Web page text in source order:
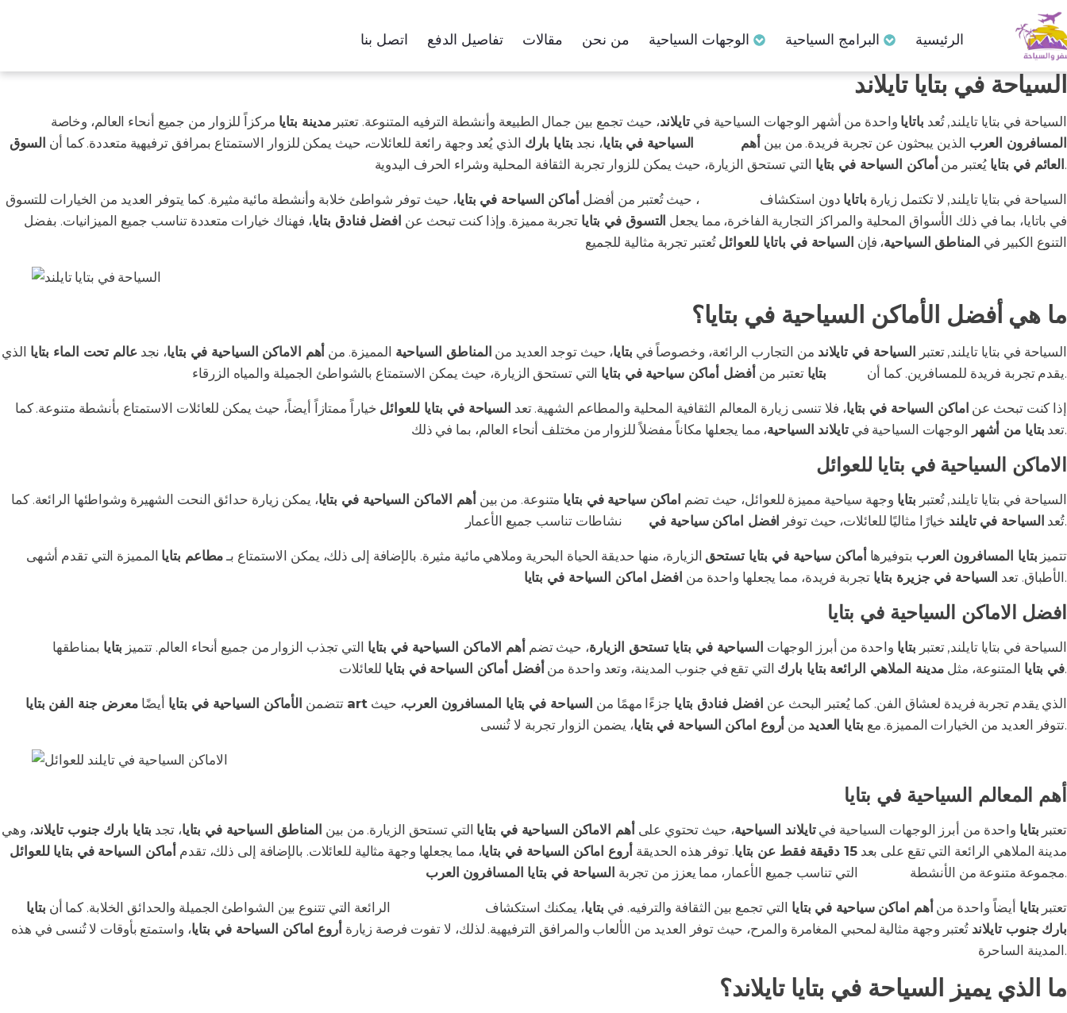
اتصل بنا تفاصيل الدفع مقالات من نحن الوجهات السياحية البرامج السياحية الرئيسية
السياحة في بتايا تايلاند
السياحة في بتايا تايلند, تُعد باتايا واحدة من أشهر الوجهات السياحية فيتايلاند، حيث تجمع بين جمال الطبيعة وأنشطة الترفيه المتنوعة. تعتبرمدينة بتايا مركزاً للزوار من جميع أنحاء العالم، وخاصة
المسافرون العرب الذين يبحثون عن تجربة فريدة. من بين أهم السياحية في بتايا، نجد بتايا بارك الذي يُعد وجهة رائعة للعائلات، حيث يمكن للزوار الاستمتاع بمرافق ترفيهية متعددة. كما أن السوق
العائم في بتايا يُعتبر من أماكن السياحة في بتايا التي تستحق الزيارة، حيث يمكن للزوار تجربة الثقافة المحلية وشراء الحرف اليدوية.
السياحة في بتايا تايلند, لا تكتمل زيارة باتايا دون استكشاف ، حيث تُعتبر من أفضل أماكن السياحة في بتايا، حيث توفر شواطئ خلابة وأنشطة مائية مثيرة. كما يتوفر العديد من الخيارات للتسوق
في باتايا، بما في ذلك الأسواق المحلية والمراكز التجارية الفاخرة، مما يجعل التسوق في بتايا تجربة مميزة. وإذا كنت تبحث عن افضل فنادق بتايا، فهناك خيارات متعددة تناسب جميع الميزانيات. بفضل
التنوع الكبير في المناطق السياحية، فإن السياحة في باتايا للعوائل تُعتبر تجربة مثالية للجميع
ما هي أفضل الأماكن السياحية في بتايا؟
السياحة في بتايا تايلند, تعتبر السياحة في تايلاند من التجارب الرائعة، وخصوصاً في بتايا، حيث توجد العديد من المناطق السياحية المميزة. من أهم الاماكن السياحية في بتايا، نجدعالم تحت الماء بتايا الذي
يقدم تجربة فريدة للمسافرين. كما أن
بتايا تعتبر من أفضل أماكن سياحية في بتايا التي تستحق الزيارة، حيث يمكن الاستمتاع بالشواطئ الجميلة والمياه الزرقاء.
إذا كنت تبحث عن اماكن السياحة في بتايا، فلا تنسى زيارة المعالم الثقافية المحلية والمطاعم الشهية. تعد السياحة في بتايا للعوائل خياراً ممتازاً أيضاً، حيث يمكن للعائلات الاستمتاع بأنشطة متنوعة. كما
تعد بتايا من أشهر الوجهات السياحية فيتايلاند السياحية، مما يجعلها مكاناً مفضلاً للزوار من مختلف أنحاء العالم، بما في ذلك .
الاماكن السياحية في بتايا للعوائل
السياحة في بتايا تايلند, تُعتبر بتايا وجهة سياحية مميزة للعوائل، حيث تضم اماكن سياحية في بتايا متنوعة. من بين أهم الاماكن السياحية في بتايا، يمكن زيارة حدائق النحت الشهيرة وشواطئها الرائعة. كما
تُعد السياحة في تايلند خيارًا مثاليًا للعائلات، حيث توفر افضل اماكن سياحية في نشاطات تناسب جميع الأعمار.
تتميز بتايا المسافرون العرب بتوفيرها أماكن سياحية في بتايا تستحق الزيارة، منها حديقة الحياة البحرية وملاهي مائية مثيرة. بالإضافة إلى ذلك، يمكن الاستمتاع بـمطاعم بتايا المميزة التي تقدم أشهى
الأطباق. تعد السياحة في جزيرة بتايا تجربة فريدة، مما يجعلها واحدة من افضل اماكن السياحة في بتايا .
افضل الاماكن السياحية في بتايا
السياحة في بتايا تايلند, تعتبر بتايا واحدة من أبرز الوجهات السياحية في بتايا تستحق الزيارة، حيث تضم أهم الاماكن السياحية في بتايا التي تجذب الزوار من جميع أنحاء العالم. تتميز بتايا بمناطقها
في بتايا المتنوعة، مثل مدينة الملاهي الرائعة بتايا بارك التي تقع في جنوب المدينة، وتعد واحدة من أفضل أماكن السياحة في بتايا للعائلات.
تتضمن الأماكن السياحية في بتايا أيضًا معرض جنة الفن بتايا art الذي يقدم تجربة فريدة لعشاق الفن. كما يُعتبر البحث عن افضل فنادق بتايا جزءًا مهمًا من السياحة في بتايا المسافرون العرب، حيث
تتوفر العديد من الخيارات المميزة. مع بتايا العديد من أروع اماكن السياحة في بتايا ، يضمن الزوار تجربة لا تُنسى.
أهم المعالم السياحية في بتايا
تعتبر بتايا واحدة من أبرز الوجهات السياحية فيتايلاند السياحية، حيث تحتوي على أهم الاماكن السياحية في بتايا التي تستحق الزيارة. من بين المناطق السياحية في بتايا، تجد بتايا بارك جنوب تايلاند، وهي
مدينة الملاهي الرائعة التي تقع على بعد15 دقيقة فقط عن بتايا . توفر هذه الحديقة أروع اماكن السياحة في بتايا، مما يجعلها وجهة مثالية للعائلات. بالإضافة إلى ذلك، تقدم أماكن السياحة في بتايا للعوائل
مجموعة متنوعة من الأنشطة
التي تناسب جميع الأعمار، مما يعزز من تجربة السياحة في بتايا المسافرون العرب .
تعتبر بتايا أيضاً واحدة من أهم اماكن سياحية في بتايا التي تجمع بين الثقافة والترفيه. في بتايا، يمكنك استكشاف الرائعة التي تتنوع بين الشواطئ الجميلة والحدائق الخلابة. كما أن بتايا
بارك جنوب تايلاند تُعتبر وجهة مثالية لمحبي المغامرة والمرح، حيث توفر العديد من الألعاب والمرافق الترفيهية. لذلك، لا تفوت فرصة زيارة أروع اماكن السياحة في بتايا، واستمتع بأوقات لا تُنسى في هذه
المدينة الساحرة.
ما الذي يميز السياحة في بتايا تايلاند؟